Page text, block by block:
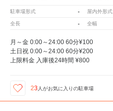
駐車場形式 - 屋内外形式
全長 - 全幅
月～金 0:00～24:00 60分¥100
土日祝 0:00～24:00 60分¥200
上限料金 入庫後24時間 ¥800
23 人がお気に入りの駐車場